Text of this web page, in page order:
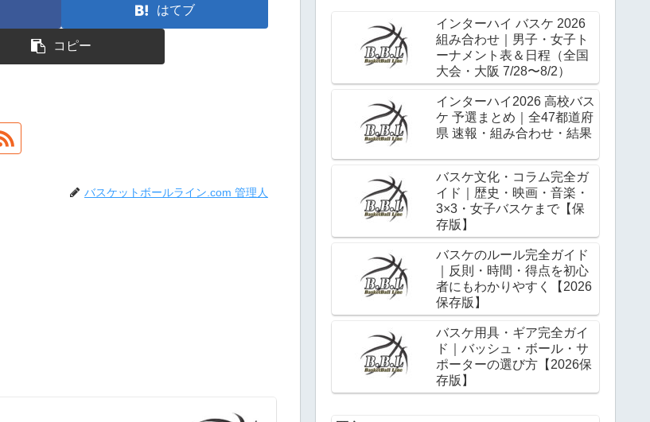
はてブ
コピー
バスケットボールライン.com 管理人
インターハイ バスケ 2026
組み合わせ｜男子・女子ト
ーナメント表＆日程（全国
大会・大阪 7/28〜8/2）
インターハイ2026 高校バス
ケ 予選まとめ｜全47都道府
県 速報・組み合わせ・結果
バスケ文化・コラム完全ガ
イド｜歴史・映画・音楽・
3×3・女子バスケまで【保
存版】
バスケのルール完全ガイド
｜反則・時間・得点を初心
者にもわかりやすく【2026
保存版】
バスケ用具・ギア完全ガイ
ド｜バッシュ・ボール・サ
ポーターの選び方【2026保
存版】